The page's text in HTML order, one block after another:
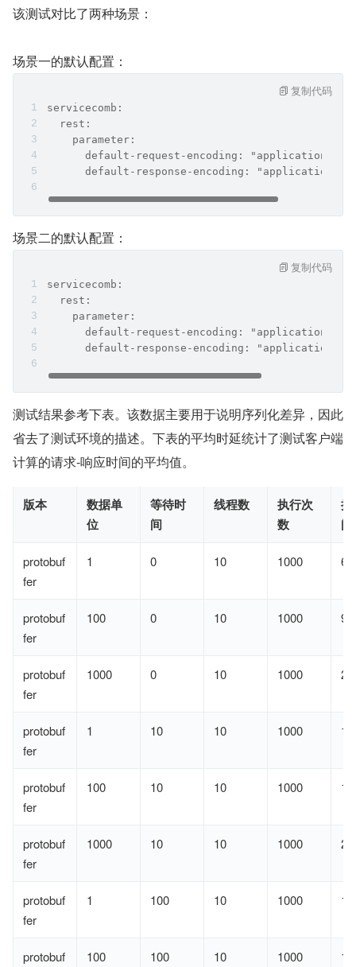
该测试对比了两种场景：
场景一的默认配置：
servicecomb:
  rest:
    parameter:
default-request-encoding: "application/
default-response-encoding: "application/
复制代码
场景二的默认配置：
servicecomb:
  rest:
    parameter:
default-request-encoding: "application/
default-response-encoding: "application/
复制代码
测试结果参考下表。该数据主要用于说明序列化差异，因此
省去了测试环境的描述。下表的平均时延统计了测试客户端
计算的请求-响应时间的平均值。
版本
数据单
位
等待时
间
线程数
执行次
数
执
间
protobuf
fer
1 0 10 1000
protobuf
fer
100 0 10 1000
protobuf
fer
1000 0 10 1000
protobuf
fer
1 10 10 1000
protobuf
fer
100 10 10 1000
protobuf
fer
1000 10 10 1000
protobuf
fer
1 100 10 1000
protobuf
100 100 10 1000